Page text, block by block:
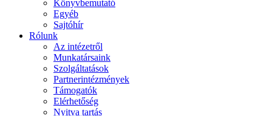
Könyvbemutató
Egyéb
Sajtóhír
Rólunk
Az intézetről
Munkatársaink
Szolgáltatások
Partnerintézmények
Támogatók
Elérhetőség
Nyitva tartás